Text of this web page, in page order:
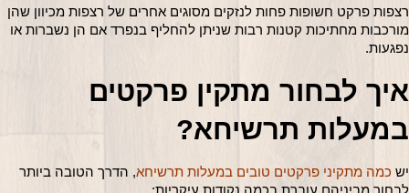
רצפות פרקט חשופות פחות לנזקים מסוגים אחרים של רצפות מכיוון שהן
מורכבות מחתיכות קטנות רבות שניתן להחליף בנפרד אם הן נשברות או
איך לבחור מתקין פרקטים
תרשיחא?
כמה מתקיני פרקטים טובים במעלות תרשיחא
, הדרך הטובה ביותר
מביניהם עוברת בכמה נקודות עיקריות: